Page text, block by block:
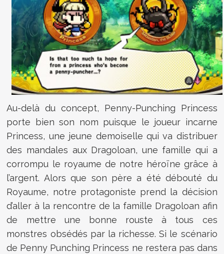
Au-delà du concept, Penny-Punching Princess
porte bien son nom puisque le joueur incarne
Princess, une jeune demoiselle qui va distribuer
des mandales aux Dragoloan, une famille qui a
corrompu le royaume de notre héroïne grâce à
l’argent. Alors que son père a été débouté du
Royaume, notre protagoniste prend la décision
d’aller à la rencontre de la famille Dragoloan afin
de mettre une bonne rouste à tous ces
monstres obsédés par la richesse. Si le scénario
de Penny Punching Princess ne restera pas dans